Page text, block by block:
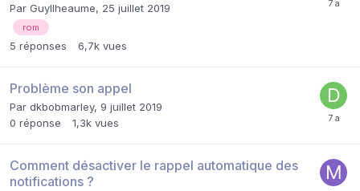
Par Guyllheaume, 25 juillet 2019
rom
5 réponses 6,7k vues
Problème son appel
Par dkbobmarley, 9 juillet 2019
0 réponse 1,3k vues
Comment désactiver le rappel automatique des
notifications ?